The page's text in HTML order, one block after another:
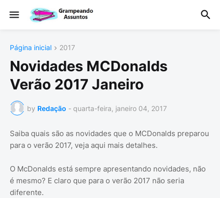
Página inicial 2017
Novidades MCDonalds
Verão 2017 Janeiro
by Redação - quarta-feira, janeiro 04, 2017
Saiba quais são as novidades que o MCDonalds preparou
para o verão 2017, veja aqui mais detalhes.
O McDonalds está sempre apresentando novidades, não
é mesmo? E claro que para o verão 2017 não seria
diferente.